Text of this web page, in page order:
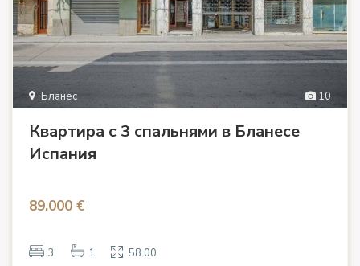
10
Бланес
Квартира с 3 спальнями в Бланесе
Испания
89.000 €
3 1 58.00